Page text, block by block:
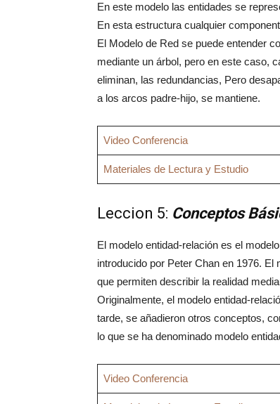
En este modelo las entidades se
En esta estructura cualquier
El Modelo de Red se puede entender
mediante un árbol, pero en este caso,
eliminan, las redundancias, Pero
a los arcos padre-hijo, se mantiene.
Video Conferencia
Materiales de Lectura y Estudio
Leccion 5: Conceptos
El modelo entidad-relación es el
introducido por Peter Chan en 1976.
que permiten describir la realidad
Originalmente, el modelo entidad-
tarde, se añadieron otros conceptos,
lo que se ha denominado modelo
Video Conferencia